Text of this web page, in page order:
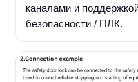
каналами и
безопасности / ПЛК.